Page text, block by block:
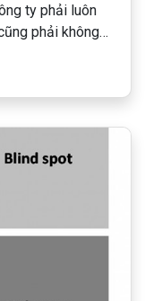
ty phải luôn
phải không
ra sức tìm